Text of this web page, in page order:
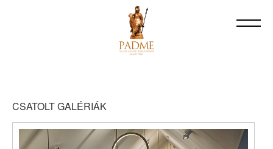
CSATOLT GALÉRIÁK